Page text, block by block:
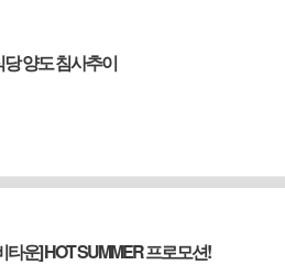
양도 침사추이
타운] HOT SUMMER 프로모션!